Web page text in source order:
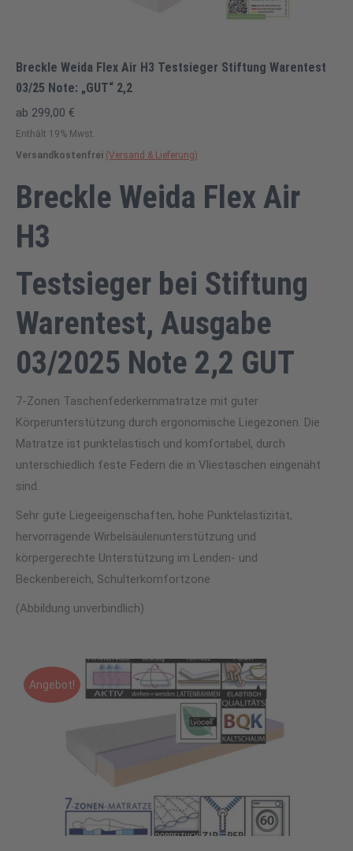
Breckle Weida Flex Air H3 Testsieger Stiftung Warentest
03/25 Note: „GUT“ 2,2
ab 299,00 €
Enthält 19% Mwst.
Versandkostenfrei (Versand & Lieferung)
Breckle Weida Flex Air
H3
Testsieger bei Stiftung
Warentest, Ausgabe
03/2025 Note 2,2 GUT
7-Zonen Taschenfederkernmatratze mit guter
Körperunterstützung durch ergonomische Liegezonen. Die
Matratze ist punktelastisch und komfortabel, durch
unterschiedlich feste Federn die in Vliestaschen eingenäht
sind.
Sehr gute Liegeeigenschaften, hohe Punktelastizität,
hervorragende Wirbelsäulenunterstützung und
körpergerechte Unterstützung im Lenden- und
Beckenbereich, Schulterkomfortzone
(Abbildung unverbindlich)
Angebot!